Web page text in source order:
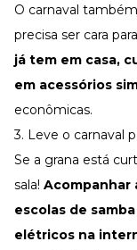
O carnaval
precisa ser cara
já tem em casa,
em acessórios
econômicas.
3. Leve o carnaval
Se a grana está
sala! Acompanhar
escolas de
elétricos na